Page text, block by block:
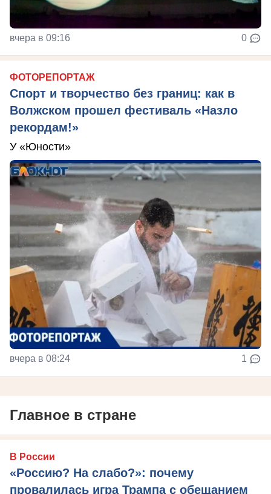
вчера в 09:16 0
ФОТОРЕПОРТАЖ
Спорт и творчество без границ: как в
Волжском прошел фестиваль «Назло
рекордам!»
У «Юности»
вчера в 08:24 1
Главное в стране
В России
«Россию? На слабо?»: почему
провалилась игра Трампа с обещанием